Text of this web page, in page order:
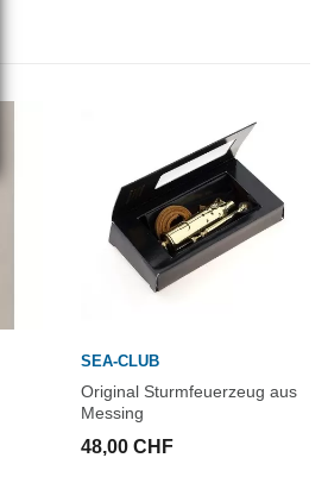
SEA-CLUB
Original Sturmfeuerzeug aus
Messing
48,00 CHF